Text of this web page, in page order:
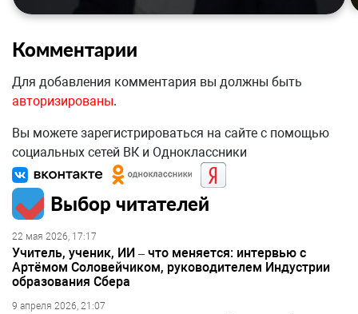
Комментарии
Для добавления комментария вы должны быть
авторизированы.
Вы можете зарегистрироваться на сайте с помощью
социальных сетей ВК и Одноклассники
Выбор читателей
22 мая 2026, 17:17
Учитель, ученик, ИИ – что меняется: интервью с
Артёмом Соловейчиком, руководителем Индустрии
образования Сбера
9 апреля 2026, 21:07